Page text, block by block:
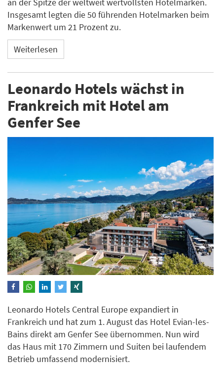
an der Spitze der weltweit wertvollsten Hotelmarken.
Insgesamt legten die 50 führenden Hotelmarken beim
Markenwert um 21 Prozent zu.
Weiterlesen
Leonardo Hotels wächst in
Frankreich mit Hotel am
Genfer See
Leonardo Hotels Central Europe expandiert in
Frankreich und hat zum 1. August das Hotel Evian-les-
Bains direkt am Genfer See übernommen. Nun wird
das Haus mit 170 Zimmern und Suiten bei laufendem
Betrieb umfassend modernisiert.